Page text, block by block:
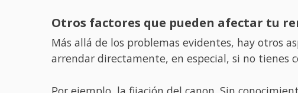
Otros factores que pueden afectar tu
Más allá de los problemas evidentes, hay otros
arrendar directamente, en especial, si no tienes